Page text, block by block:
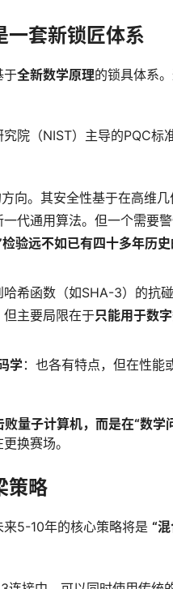
套新锁匠体系
于全新数学原理的锁具体系
院（NIST）主导的PQC标
向。其安全性基于在高维几
代通用算法。但一个需要警
验远不如已有四十多年历
哈希函数（如SHA-3）的抗
主要局限在于只能用于数
学：也各有特点，但在性能
量子计算机，而是在“数学
换赛场。
策略
5-10年的核心策略将是 “